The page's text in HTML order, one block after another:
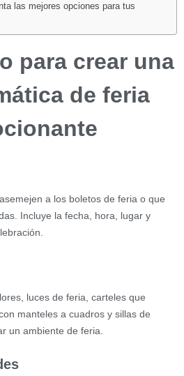
las mejores opciones para tus
para crear una
de feria
a los boletos de feria o que
Incluye la fecha, hora, lugar y
luces de feria, carteles que
manteles a cuadros y sillas de
un ambiente de feria.